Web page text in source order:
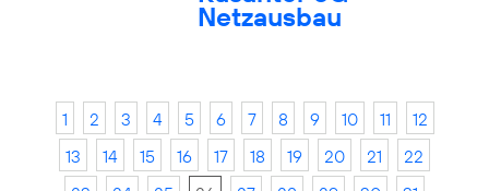
Netzausbau
1 2 3 4 5 6 7 8 9 10 11
12
13
14 15 16 17 18 19 20 21
22